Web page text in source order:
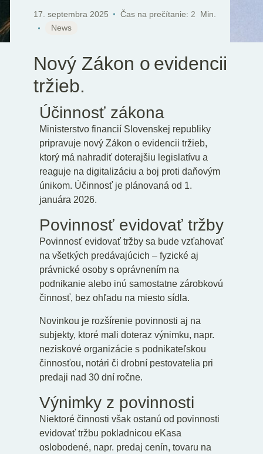
17. septembra 2025 Čas na prečítanie: 2
Min.
News
Nový Zákon o evidencii
tržieb.
Účinnosť zákona
Ministerstvo financií Slovenskej republiky
pripravuje nový Zákon o evidencii tržieb,
ktorý má nahradiť doterajšiu legislatívu a
reaguje na digitalizáciu a boj proti daňovým
únikom. Účinnosť je plánovaná od 1.
januára 2026.
Povinnosť evidovať tržby
Povinnosť evidovať tržby sa bude vzťahovať
na všetkých predávajúcich – fyzické aj
právnické osoby s oprávnením na
podnikanie alebo inú samostatne zárobkovú
činnosť, bez ohľadu na miesto sídla.
Novinkou je rozšírenie povinnosti aj na
subjekty, ktoré mali doteraz výnimku, napr.
neziskové organizácie s podnikateľskou
činnosťou, notári či drobní pestovatelia pri
predaji nad 30 dní ročne.
Výnimky z povinnosti
Niektoré činnosti však ostanú od povinnosti
evidovať tržbu pokladnicou eKasa
oslobodené, napr. predaj cenín, tovaru na